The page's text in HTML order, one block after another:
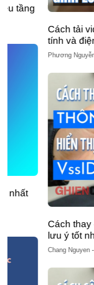
Cách tải video
tính và điện thoại
Phương Nguyễn-Th5 22,
Cách thay đổi
lưu ý tốt nhất bạn
Chang Nguyen-Th5 04,